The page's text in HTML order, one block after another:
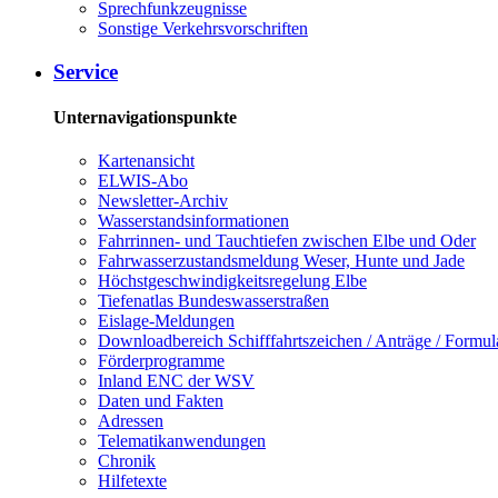
Sprech­funk­zeug­nis­se
Sons­ti­ge Ver­kehrs­vor­schrif­ten
Ser­vice
Unternavigationspunkte
Kar­ten­an­sicht
EL­WIS-​Abo
Newslet­ter-​Ar­chiv
Was­ser­stands­in­for­ma­tio­nen
Fahr­rin­nen-​ und Tauch­tie­fen zwi­schen El­be und Oder
Fahr­was­ser­zu­stands­mel­dung We­ser, Hun­te und Ja­de
Höchst­ge­schwin­dig­keits­re­ge­lung El­be
Tie­fe­n­at­las Bun­des­was­ser­stra­ßen
Eis­la­ge-​Mel­dun­gen
Dow­n­load­be­reich Schiff­fahrts­zei­chen / An­trä­ge /
För­der­pro­gram­me
In­land ENC der WSV
Da­ten und Fak­ten
Adres­sen
Te­le­ma­ti­kan­wen­dun­gen
Chro­nik
Hil­fe­tex­te